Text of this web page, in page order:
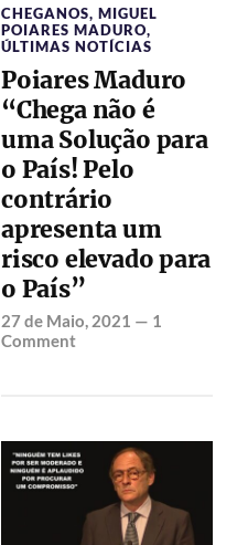
CHEGANOS,MIGUEL
POIARES MADURO,
ÚLTIMAS NOTÍCIAS
Poiares Maduro
“Chega não é
uma Solução para
o País! Pelo
contrário
apresenta um
risco elevado para
o País”
27 de Maio, 2021 — 1
Comment